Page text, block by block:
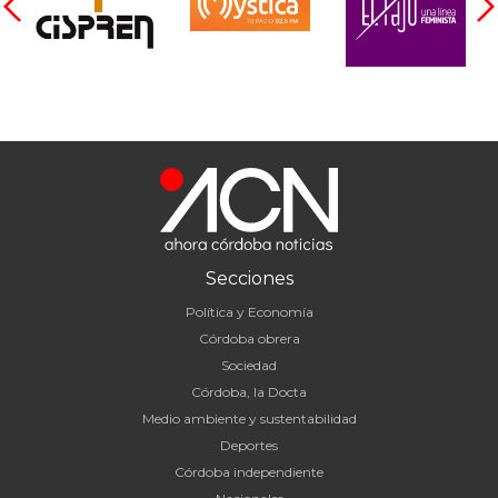
Secciones
Política y Economía
Córdoba obrera
Sociedad
Córdoba, la Docta
Medio ambiente y sustentabilidad
Deportes
Córdoba independiente